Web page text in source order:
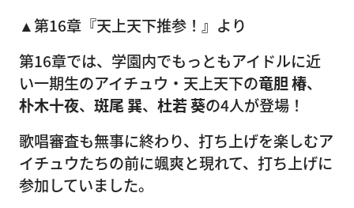
▲第16章『天上天下推参！』より
第16章では、学園内でもっともアイドルに近
い一期生のアイチュウ・天上天下の竜胆 椿、
朴木十夜、 斑尾 巽、 杜若 葵の4人が登場！
歌唱審査も無事に終わり、打ち上げを楽しむア
イチュウたちの前に颯爽と現れて、打ち上げに
参加していました。